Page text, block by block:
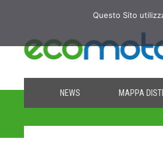
NEWS MAPPA
Questo Sito